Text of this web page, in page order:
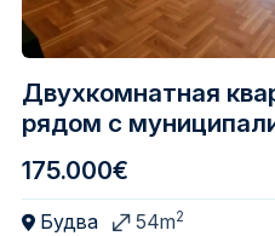
Двухкомнатная
рядом с
175.000€
Будва 54m2